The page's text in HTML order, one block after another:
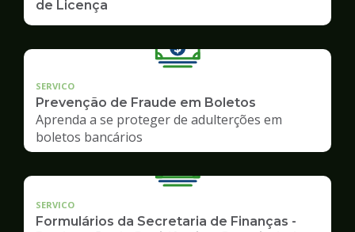
de Licença
SERVICO
Prevenção de Fraude em Boletos
Aprenda a se proteger de adulterções em
boletos bancários
SERVICO
Formulários da Secretaria de Finanças -